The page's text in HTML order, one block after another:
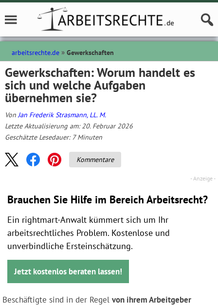
arbeitsrechte.de Gewerkschaften
Gewerkschaften: Worum handelt es
sich und welche Aufgaben
übernehmen sie?
VonJan Frederik Strasmann, LL. M.
Letzte Aktualisierung am: 20. Februar 2026
Geschätzte Lesedauer: 7 Minuten
Kommentare
Brauchen Sie Hilfe im Bereich Arbeitsrecht?
Ein rightmart-Anwalt kümmert sich um Ihr
arbeitsrechtliches Problem. Kostenlose und
unverbindliche Ersteinschätzung.
Jetzt kostenlos beraten lassen!
Beschäftigte sind in der Regel von ihrem Arbeitgeber